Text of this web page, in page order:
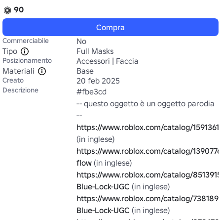
90
Compra
Commerciabile
No
Tipo
Full Masks
Posizionamento
Accessori | Faccia
Materiali
Base
Creato 20 feb 2025
Descrizione
#fbe3cd
-- questo oggetto è un oggetto parodia
https://www.roblox.com/catalog/
https://www.roblox.com/catalog/
flow
https://www.roblox.com/catalog/
Blue-Lock-UGC
https://www.roblox.com/catalog/
Blue-Lock-UGC